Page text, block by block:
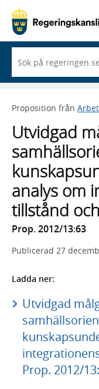
du
börjar
skriva
framträder
lista
med
sökförslag
Proposition från
Utvidgad
analys om
tillstånd
Prop. 2012/13:63
Publicerad 27
Ladda ner:
Utvidgad
Prop. 2012/